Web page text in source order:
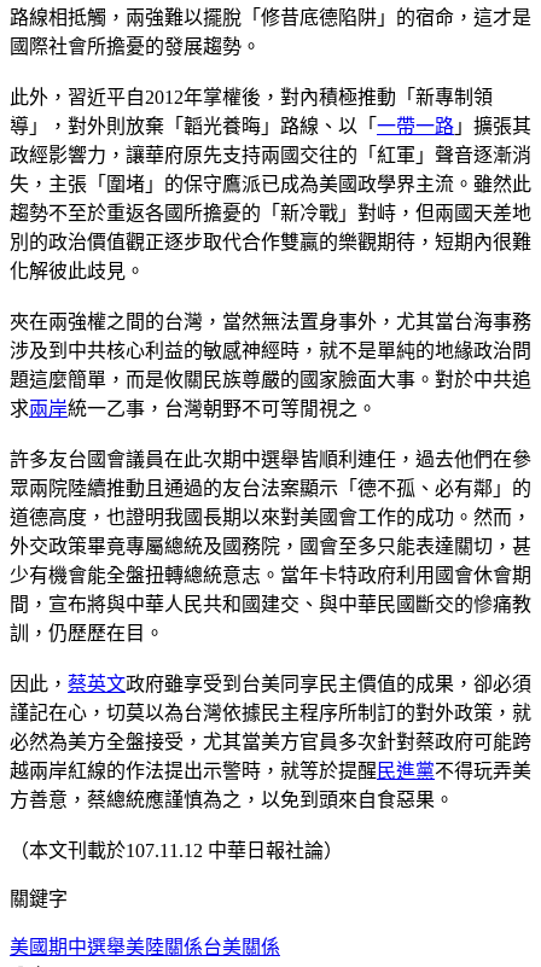
路線相抵觸，兩強難以擺脫「修昔底德陷阱」的宿命，這才是
國際社會所擔憂的發展趨勢。
此外，習近平自2012年掌權後，對內積極推動「新專制領
導」，對外則放棄「韜光養晦」路線、以「 一帶一路 」擴張其
政經影響力，讓華府原先支持兩國交往的「紅軍」聲音逐漸消
失，主張「圍堵」的保守鷹派已成為美國政學界主流。雖然此
趨勢不至於重返各國所擔憂的「新冷戰」對峙，但兩國天差地
別的政治價值觀正逐步取代合作雙贏的樂觀期待，短期內很難
化解彼此歧見。
夾在兩強權之間的台灣，當然無法置身事外，尤其當台海事務
涉及到中共核心利益的敏感神經時，就不是單純的地緣政治問
題這麼簡單，而是攸關民族尊嚴的國家臉面大事。對於中共追
求兩岸統一乙事，台灣朝野不可等閒視之。
許多友台國會議員在此次期中選舉皆順利連任，過去他們在參
眾兩院陸續推動且通過的友台法案顯示「德不孤、必有鄰」的
道德高度，也證明我國長期以來對美國會工作的成功。然而，
外交政策畢竟專屬總統及國務院，國會至多只能表達關切，甚
少有機會能全盤扭轉總統意志。當年卡特政府利用國會休會期
間，宣布將與中華人民共和國建交、與中華民國斷交的慘痛教
訓，仍歷歷在目。
因此， 蔡英文政府雖享受到台美同享民主價值的成果，卻必須
謹記在心，切莫以為台灣依據民主程序所制訂的對外政策，就
必然為美方全盤接受，尤其當美方官員多次針對蔡政府可能跨
越兩岸紅線的作法提出示警時，就等於提醒 民進黨不得玩弄美
方善意，蔡總統應謹慎為之，以免到頭來自食惡果。
（本文刊載於107.11.12 中華日報社論）
關鍵字
美國期中選舉美陸關係台美關係